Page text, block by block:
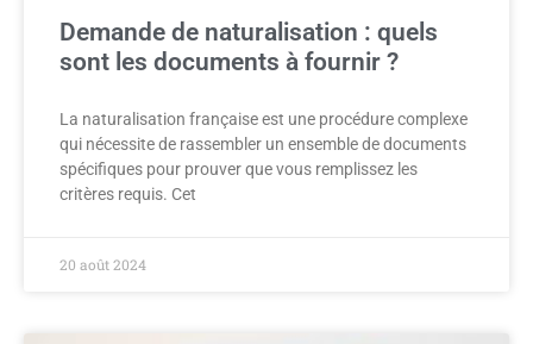
Demande de naturalisation : quels
sont les documents à fournir ?
La naturalisation française est une procédure complexe
qui nécessite de rassembler un ensemble de documents
spécifiques pour prouver que vous remplissez les
critères requis. Cet
20 août 2024